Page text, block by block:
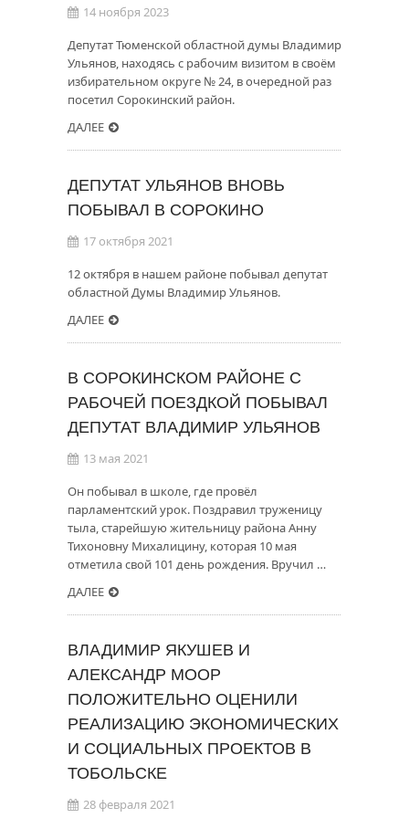
14 ноября 2023
Депутат Тюменской областной думы Владимир
Ульянов, находясь с рабочим визитом в своём
избирательном округе № 24, в очередной раз
посетил Сорокинский район.
ДАЛЕЕ
ДЕПУТАТ УЛЬЯНОВ ВНОВЬ
ПОБЫВАЛ В СОРОКИНО
17 октября 2021
12 октября в нашем районе побывал депутат
областной Думы Владимир Ульянов.
ДАЛЕЕ
В СОРОКИНСКОМ РАЙОНЕ С
РАБОЧЕЙ ПОЕЗДКОЙ ПОБЫВАЛ
ДЕПУТАТ ВЛАДИМИР УЛЬЯНОВ
13 мая 2021
Он побывал в школе, где провёл
парламентский урок. Поздравил труженицу
тыла, старейшую жительницу района Анну
Тихоновну Михалицину, которая 10 мая
отметила свой 101 день рождения. Вручил …
ДАЛЕЕ
ВЛАДИМИР ЯКУШЕВ И
АЛЕКСАНДР МООР
ПОЛОЖИТЕЛЬНО ОЦЕНИЛИ
РЕАЛИЗАЦИЮ ЭКОНОМИЧЕСКИХ
И СОЦИАЛЬНЫХ ПРОЕКТОВ В
ТОБОЛЬСКЕ
28 февраля 2021